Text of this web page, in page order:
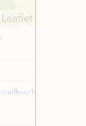
Leaflet
france-